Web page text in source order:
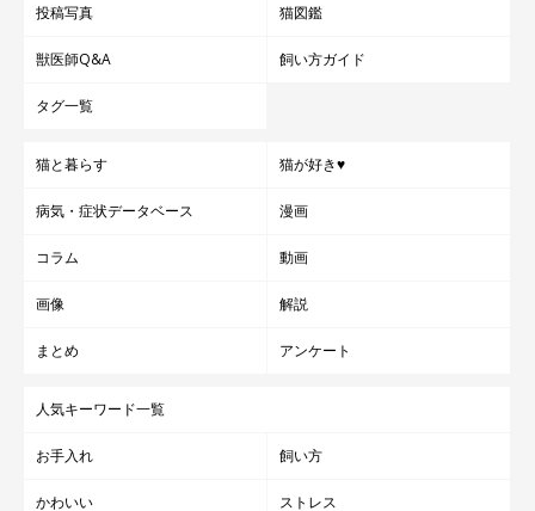
投稿写真 猫図鑑
獣医師Q&A 飼い方ガイド
タグ一覧
猫と暮らす 猫が好き♥
病気・症状データベース 漫画
コラム 動画
画像 解説
まとめ アンケート
人気キーワード一覧
お手入れ 飼い方
かわいい ストレス